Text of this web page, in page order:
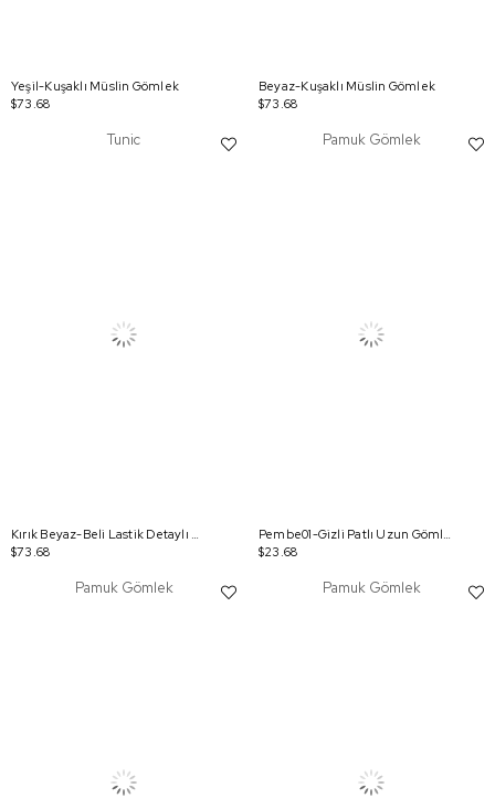
Yeşil-Kuşaklı Müslin Gömlek
$73.68
Beyaz-Kuşaklı Müslin Gömlek
$73.68
Tunic
Kırık Beyaz-Beli Lastik Detaylı Tunik
$73.68
Pamuk Gömlek
Pembe01-Gizli Patlı Uzun Gömlek
$23.68
Pamuk Gömlek Pamuk Gömlek